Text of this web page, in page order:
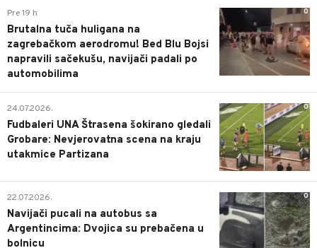
0
Pre 19 h
Brutalna tuča huligana na
zagrebačkom aerodromu! Bed Blu Bojsi
napravili sačekušu, navijači padali po
automobilima
0
24.07.2026.
Fudbaleri UNA Štrasena šokirano gledali
Grobare: Nevjerovatna scena na kraju
utakmice Partizana
0
22.07.2026.
Navijači pucali na autobus sa
Argentincima: Dvojica su prebačena u
bolnicu